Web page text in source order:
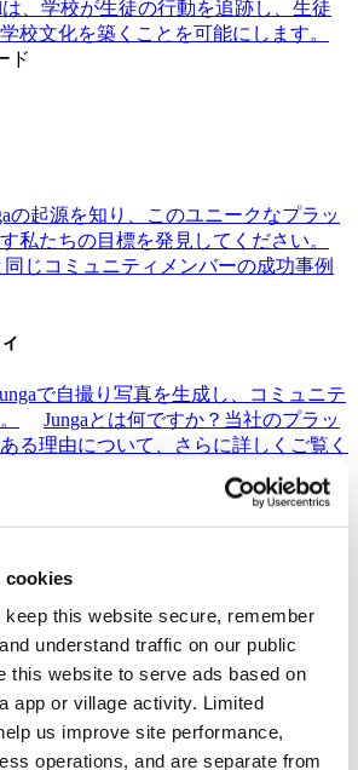
cookies
this website secure, remember
understand traffic on our public
this website to serve ads based on
app or village activity. Limited
us improve site performance,
operations, and are separate from
は、学校が生徒の行動を追跡し、生徒
校文化を築くことを可能にします。
の起源を知り、このユニークなプラッ
私たちの目標を発見してください。
同じコミュニティメンバーの成功事例
で自撮り写真を生成し、コミュニテ
Jungaとは何ですか？ 当社のプラッ
る理由について、さらに詳しくご覧く
体験を最大限に活用する方法をご覧
を活用して日々のルーティンを改善
合いましょう